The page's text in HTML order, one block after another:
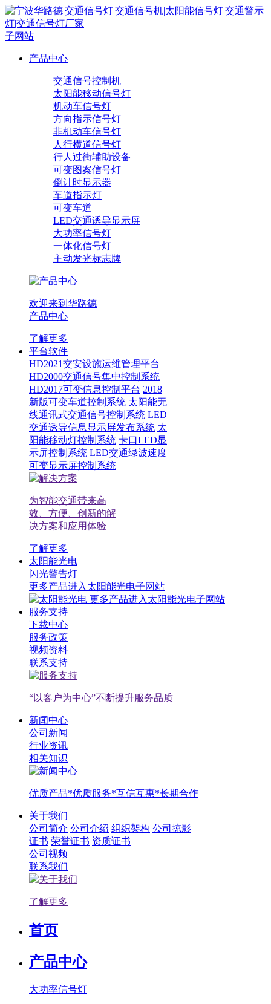
子网站
产品中心
交通信号控制机
太阳能移动信号灯
机动车信号灯
方向指示信号灯
非机动车信号灯
人行横道信号灯
行人过街辅助设备
可变图案信号灯
倒计时显示器
车道指示灯
可变车道
LED交通诱导显示屏
大功率信号灯
一体化信号灯
主动发光标志牌
欢迎来到华路德
产品中心
了解更多
平台软件
HD2021交安设施运维管理平台
HD2000交通信号集中控制系统
HD2017可变信息控制平台 2018
新版可变车道控制系统 太阳能无
线通讯式交通信号控制系统 LED
交通诱导信息显示屏发布系统 太
阳能移动灯控制系统 卡口LED显
示屏控制系统 LED交通绿波速度
可变显示屏控制系统
为智能交通带来高
效、方便、创新的解
决方案和应用体验
了解更多
太阳能光电
闪光警告灯
更多产品进入太阳能光电子网站
更多产品进入太阳能光电子网站
服务支持
下载中心
服务政策
视频资料
联系支持
“以客户为中心”不断提升服务品质
新闻中心
公司新闻
行业资讯
相关知识
优质产品*优质服务*互信互惠*长期合作
关于我们
公司简介 公司介绍 组织架构 公司掠影
证书 荣誉证书 资质证书
公司视频
联系我们
了解更多
首页
产品中心
大功率信号灯